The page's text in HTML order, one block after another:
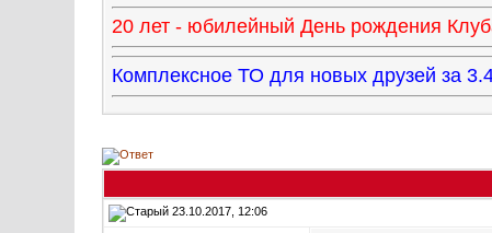
20 лет - юбилейный День рождения
Комплексное ТО для новых друзей за
23.10.2017, 12:06